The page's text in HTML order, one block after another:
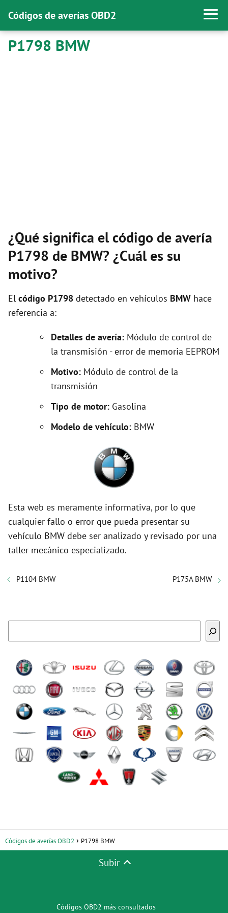
Códigos de averías OBD2
P1798 BMW
¿Qué significa el código de avería
P1798 de BMW? ¿Cuál es su
motivo?
El código P1798 detectado en vehículos BMW hace
referencia a:
Detalles de avería: Módulo de control de
la transmisión - error de memoria EEPROM
Motivo: Módulo de control de la
transmisión
Tipo de motor: Gasolina
Modelo de vehículo: BMW
Esta web es meramente informativa, por lo que
cualquier fallo o error que pueda presentar su
vehículo BMW debe ser analizado y revisado por una
taller mecánico especializado.
P1104 BMW P175A BMW
Códigos de averías OBD2 P1798 BMW
Subir
Códigos OBD2 más consultados